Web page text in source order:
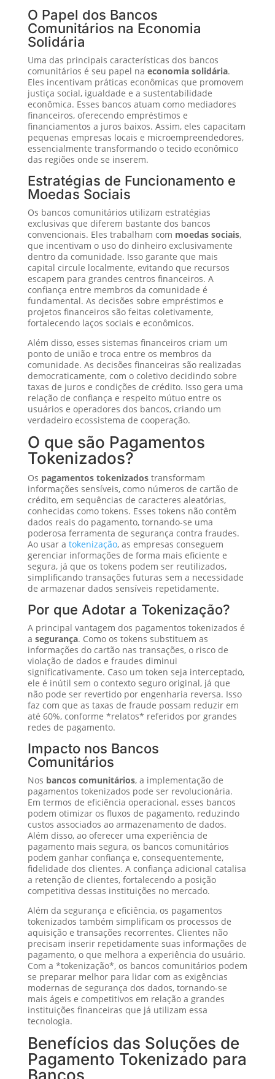
O Papel dos Bancos
Comunitários na Economia
Solidária
Uma das principais características dos bancos
comunitários é seu papel na economia solidária.
Eles incentivam práticas econômicas que promovem
justiça social, igualdade e a sustentabilidade
econômica. Esses bancos atuam como mediadores
financeiros, oferecendo empréstimos e
financiamentos a juros baixos. Assim, eles capacitam
pequenas empresas locais e microempreendedores,
essencialmente transformando o tecido econômico
das regiões onde se inserem.
Estratégias de Funcionamento e
Moedas Sociais
Os bancos comunitários utilizam estratégias
exclusivas que diferem bastante dos bancos
convencionais. Eles trabalham com moedas sociais,
que incentivam o uso do dinheiro exclusivamente
dentro da comunidade. Isso garante que mais
capital circule localmente, evitando que recursos
escapem para grandes centros financeiros. A
confiança entre membros da comunidade é
fundamental. As decisões sobre empréstimos e
projetos financeiros são feitas coletivamente,
fortalecendo laços sociais e econômicos.
Além disso, esses sistemas financeiros criam um
ponto de união e troca entre os membros da
comunidade. As decisões financeiras são realizadas
democraticamente, com o coletivo decidindo sobre
taxas de juros e condições de crédito. Isso gera uma
relação de confiança e respeito mútuo entre os
usuários e operadores dos bancos, criando um
verdadeiro ecossistema de cooperação.
O que são Pagamentos
Tokenizados?
Os pagamentos tokenizadostransformam
informações sensíveis, como números de cartão de
crédito, em sequências de caracteres aleatórias,
conhecidas como tokens. Esses tokens não contêm
dados reais do pagamento, tornando-se uma
poderosa ferramenta de segurança contra fraudes.
Ao usar a tokenização, as empresas conseguem
gerenciar informações de forma mais eficiente e
segura, já que os tokens podem ser reutilizados,
simplificando transações futuras sem a necessidade
de armazenar dados sensíveis repetidamente.
Por que Adotar a Tokenização?
A principal vantagem dos pagamentos tokenizados é
a segurança. Como os tokens substituem as
informações do cartão nas transações, o risco de
violação de dados e fraudes diminui
significativamente. Caso um token seja interceptado,
ele é inútil sem o contexto seguro original, já que
não pode ser revertido por engenharia reversa. Isso
faz com que as taxas de fraude possam reduzir em
até 60%, conforme *relatos* referidos por grandes
redes de pagamento.
Impacto nos Bancos
Comunitários
Nos bancos comunitários, a implementação de
pagamentos tokenizados pode ser revolucionária.
Em termos de eficiência operacional, esses bancos
podem otimizar os fluxos de pagamento, reduzindo
custos associados ao armazenamento de dados.
Além disso, ao oferecer uma experiência de
pagamento mais segura, os bancos comunitários
podem ganhar confiança e, consequentemente,
fidelidade dos clientes. A confiança adicional catalisa
a retenção de clientes, fortalecendo a posição
competitiva dessas instituições no mercado.
Além da segurança e eficiência, os pagamentos
tokenizados também simplificam os processos de
aquisição e transações recorrentes. Clientes não
precisam inserir repetidamente suas informações de
pagamento, o que melhora a experiência do usuário.
Com a *tokenização*, os bancos comunitários podem
se preparar melhor para lidar com as exigências
modernas de segurança dos dados, tornando-se
mais ágeis e competitivos em relação a grandes
instituições financeiras que já utilizam essa
tecnologia.
Benefícios das Soluções de
Pagamento Tokenizado para
Bancos